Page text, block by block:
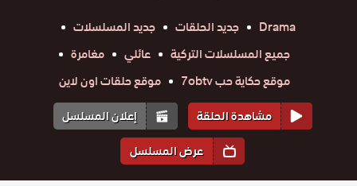
Drama
جديد الحلقات
جديد المسلسلات
جميع المسلسلات التركية
عائلي
مغامرة
موقع حكاية حب 7obtv
موقع حلقات اون لاين
مشاهدة الحلقة
إعلان المسلسل
عرض المسلسل